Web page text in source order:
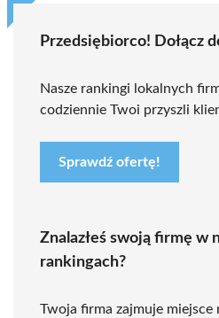
Przedsiębiorco! Dołącz
Nasze rankingi lokalnych
codziennie Twoi przyszli
Sprawdź ofertę!
Znalazłeś swoją firmę w
rankingach?
Twoja firma zajmuje miejsce